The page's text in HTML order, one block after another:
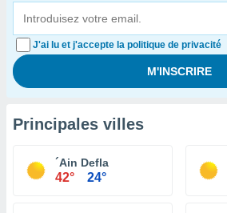
J'ai lu et j'accepte la politique de privacité
Principales villes
´Ain Defla
42° 24°